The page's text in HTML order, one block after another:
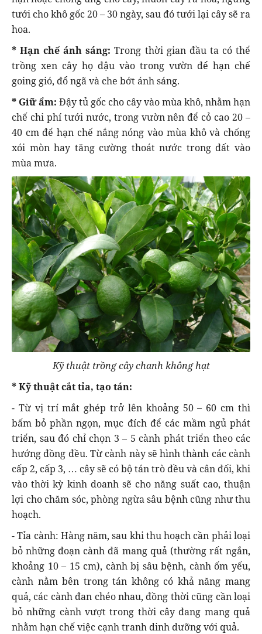
tưới cho khô gốc 20 – 30 ngày, sau đó tưới lại cây sẽ ra
hoa.
* Hạn chế ánh sáng: Trong thời gian đầu ta có thể
trồng xen cây họ đậu vào trong vườn để hạn chế
going gió, đổ ngã và che bớt ánh sáng.
* Giữ ẩm: Đậy tủ gốc cho cây vào mùa khô, nhằm hạn
chế chi phí tưới nước, trong vườn nên để cỏ cao 20 –
40 cm để hạn chế nắng nóng vào mùa khô và chống
xói mòn hay tăng cường thoát nước trong đất vào
mùa mưa.
Kỹ thuật trồng cây chanh không hạt
* Kỹ thuật cắt tỉa, tạo tán:
- Từ vị trí mắt ghép trở lên khoảng 50 – 60 cm thì
bấm bỏ phần ngọn, mục đích để các mầm ngủ phát
triển, sau đó chỉ chọn 3 – 5 cành phát triển theo các
hướng đồng đều. Từ cành này sẽ hình thành các cành
cấp 2, cấp 3, … cây sẽ có bộ tán trò đều và cân đối, khi
vào thời kỳ kinh doanh sẽ cho năng suất cao, thuận
lợi cho chăm sóc, phòng ngừa sâu bệnh cũng như thu
hoạch.
- Tỉa cành: Hàng năm, sau khi thu hoạch cần phải loại
bỏ những đoạn cành đã mang quả (thường rất ngắn,
khoảng 10 – 15 cm), cành bị sâu bệnh, cành ốm yếu,
cành nằm bên trong tán không có khả năng mang
quả, các cành đan chéo nhau, đồng thời cũng cần loại
bỏ những cành vượt trong thời cây đang mang quả
nhằm hạn chế việc cạnh tranh dinh dưỡng với quả.